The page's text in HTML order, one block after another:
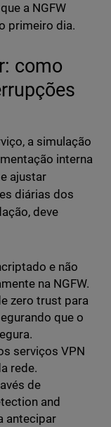
a NGFW
primeiro dia.
como
a simulação
interna
ajustar
diárias dos
deve
e não
na NGFW.
zero trust para
que o
serviços VPN
rede.
de
and
antecipar